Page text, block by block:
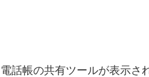
電話帳の共有ツールが表示さ